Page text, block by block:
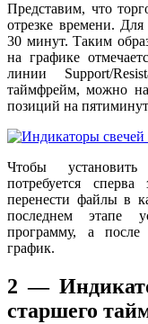
Представим, что
отрезке времени.
30 минут. Таким
на графике
линии Support/
таймфрейм, можно
позиций на
Чтобы
потребуется
перенести файлы в
последнем этапе
программу, а после
график.
2 —
старшего